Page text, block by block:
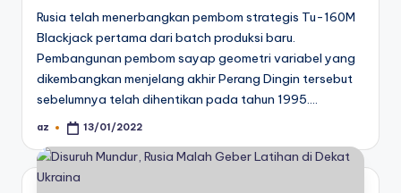
Rusia telah menerbangkan pembom strategis Tu-160M ​​
Blackjack pertama dari batch produksi baru.
Pembangunan pembom sayap geometri variabel yang
dikembangkan menjelang akhir Perang Dingin tersebut
sebelumnya telah dihentikan pada tahun 1995.…
Posted
az 13/01/2022